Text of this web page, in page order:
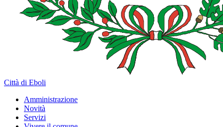
Città di Eboli
Amministrazione
Novità
Servizi